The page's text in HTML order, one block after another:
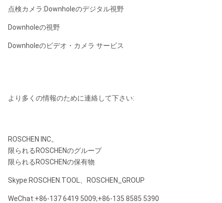
点検カメラ:Downholeのデジタル視野
Downholeの視野
Downholeのビデオ・カメラ サービス
より多くの情報のために連絡して下さい:
ROSCHEN INC。
限られるROSCHENのグループ
限られるROSCHENの保有物
Skype:ROSCHEN.TOOL、ROSCHEN_GROUP
WeChat:+86-137 6419 5009;+86-135 8585 5390